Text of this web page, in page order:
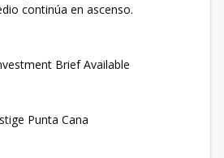
continúa en ascenso.
Brief Available
Punta Cana